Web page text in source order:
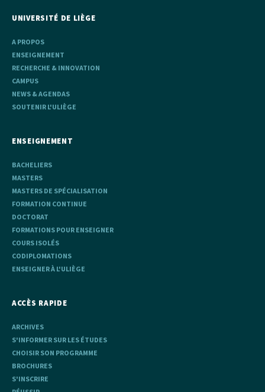
UNIVERSITÉ DE LIÈGE
A PROPOS
ENSEIGNEMENT
RECHERCHE & INNOVATION
CAMPUS
NEWS & AGENDAS
SOUTENIR L'ULIÈGE
ENSEIGNEMENT
BACHELIERS
MASTERS
MASTERS DE SPÉCIALISATION
FORMATION CONTINUE
DOCTORAT
FORMATIONS POUR ENSEIGNER
COURS ISOLÉS
CODIPLOMATIONS
ENSEIGNER À L'ULIÈGE
ACCÈS RAPIDE
ARCHIVES
S'INFORMER SUR LES ÉTUDES
CHOISIR SON PROGRAMME
BROCHURES
S'INSCRIRE